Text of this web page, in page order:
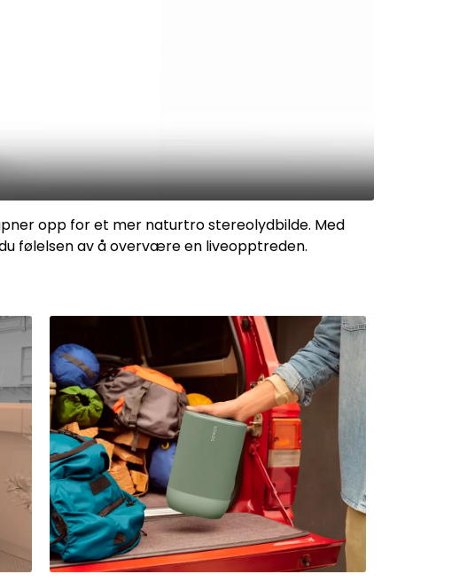
opp for et mer naturtro stereolydbilde. Med
følelsen av å overvære en liveopptreden.